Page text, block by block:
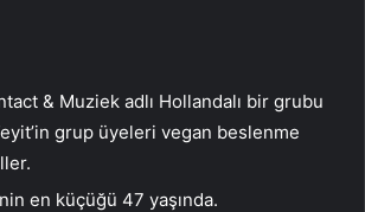
& Muziek adlı Hollandalı bir grubu
grup üyeleri vegan beslenme
en küçüğü 47 yaşında.